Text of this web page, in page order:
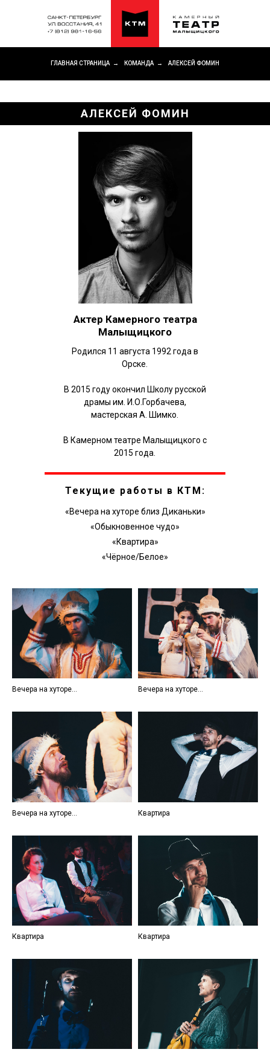
ГЛАВНАЯ СТРАНИЦА → КОМАНДА → АЛЕКСЕЙ ФОМИН
Актер Камерного театра
Малыщицкого
Родился 11 августа 1992 года в
Орске.
В 2015 году окончил Школу русской
драмы им. И.О.Горбачева,
мастерская А. Шимко.
В Камерном театре Малыщицкого с
2015 года.
АЛЕКСЕЙ ФОМИН
«Вечера на хуторе близ Диканьки»
«Обыкновенное чудо»
«Квартира»
«Чёрное/Белое»
Текущие работы в КТМ:
Вечера на хуторе... Вечера на хуторе...
Вечера на хуторе... Квартира
Квартира Квартира